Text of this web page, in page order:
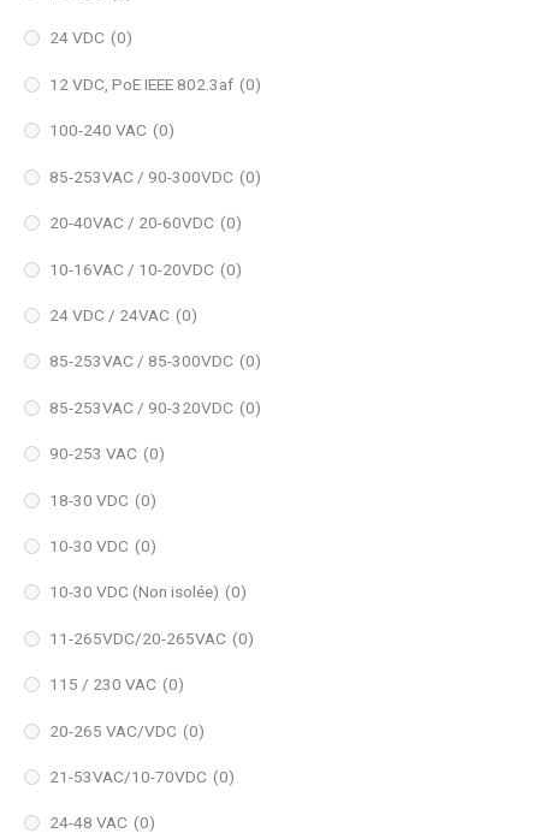
24 VDC (0)
12 VDC, PoE IEEE 802.3af (0)
100-240 VAC (0)
85-253VAC / 90-300VDC (0)
20-40VAC / 20-60VDC (0)
10-16VAC / 10-20VDC (0)
24 VDC / 24VAC (0)
85-253VAC / 85-300VDC (0)
85-253VAC / 90-320VDC (0)
90-253 VAC (0)
18-30 VDC (0)
10-30 VDC (0)
10-30 VDC (Non isolée) (0)
11-265VDC/20-265VAC (0)
115 / 230 VAC (0)
20-265 VAC/VDC (0)
21-53VAC/10-70VDC (0)
24-48 VAC (0)